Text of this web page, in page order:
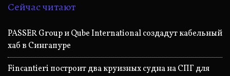
Сейчас читают
PASSER Group и Qube International создадут кабельный
хаб в Сингапуре
Fincantieri построит два круизных судна на СПГ для